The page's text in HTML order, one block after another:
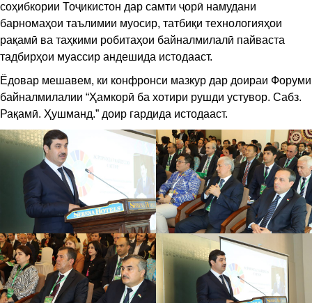
соҳибкории Тоҷикистон дар самти ҷорӣ намудани
барномаҳои таълимии муосир, татбиқи технологияҳои
рақамӣ ва таҳкими робитаҳои байналмилалӣ пайваста
тадбирҳои муассир андешида истодааст.
Ёдовар мешавем, ки конфронси мазкур дар доираи Форуми
байналмилалии “Ҳамкорӣ ба хотири рушди устувор. Сабз.
Рақамӣ. Ҳушманд.” доир гардида истодааст.